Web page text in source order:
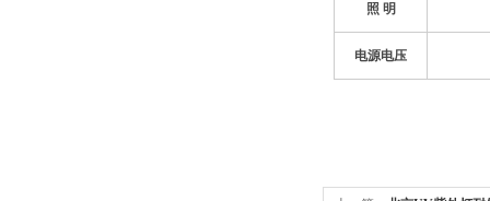
照 明
电源电压